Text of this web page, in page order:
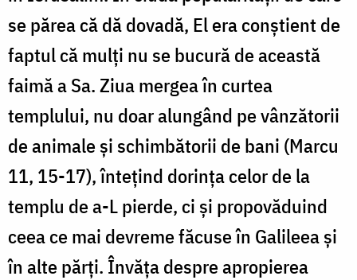
se părea că dă dovadă, El era conștient de
faptul că mulți nu se bucură de această
faimă a Sa. Ziua mergea în curtea
templului, nu doar alungând pe vânzătorii
de animale și schimbătorii de bani (Marcu
11, 15-17), întețind dorința celor de la
templu de a-L pierde, ci și propovăduind
ceea ce mai devreme făcuse în Galileea și
în alte părți. Învăța despre apropierea